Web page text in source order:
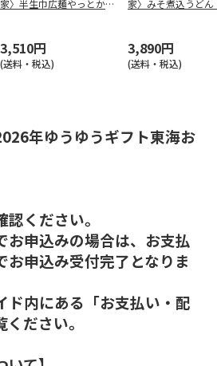
家〉半生巾広麺やっとか詰
3,510円
(送料・税込)
家〉みそ煮込うど
3,890円
(送料・税込)
年ゆうゆうギフト東海お
認ください。
申込みの場合は、お支払
お申込み受付完了となりま
ド内にある「お支払い・配
ださい。